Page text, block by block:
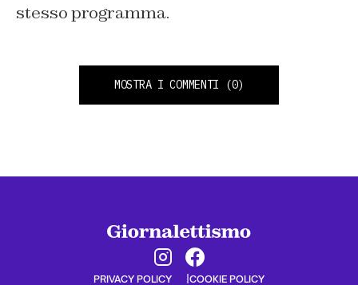
stesso programma.
MOSTRA I COMMENTI (0)
PRIVACY POLICY COOKIE POLICY